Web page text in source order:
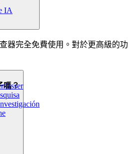
IA
器完全免費使用。對於更高級的功
嗎？